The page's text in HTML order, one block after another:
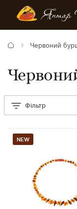
Червоний
Фільтр
NEW